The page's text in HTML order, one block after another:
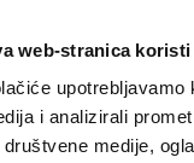
web-stranica
i analizirali
društvene medije,